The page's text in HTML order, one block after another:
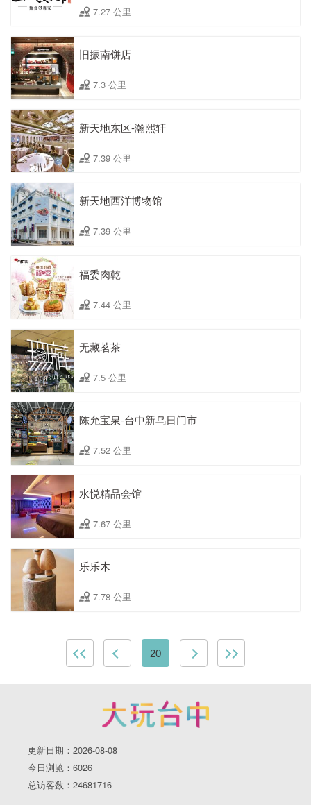
7.27 公里
旧振南饼店
7.3 公里
新天地东区-瀚熙轩
7.39 公里
新天地西洋博物馆
7.39 公里
福委肉乾
7.44 公里
无藏茗茶
7.5 公里
陈允宝泉-台中新乌日门市
7.52 公里
水悦精品会馆
7.67 公里
乐乐木
7.78 公里
20
更新日期：2026-08-08
今日浏览：6026
总访客数：24681716